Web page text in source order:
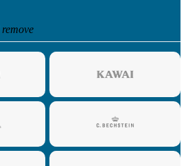
remove